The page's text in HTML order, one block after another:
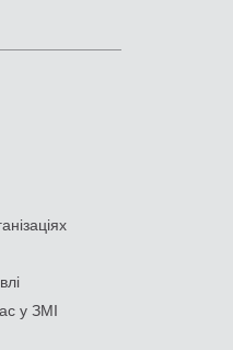
у ЗМІ